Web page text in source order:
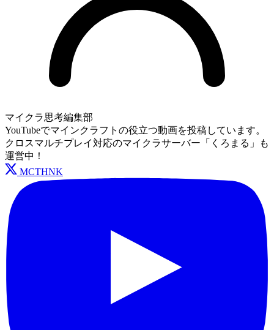
マイクラ思考編集部
YouTubeでマインクラフトの役立つ動画を投稿しています。
クロスマルチプレイ対応のマイクラサーバー「くろまる」も
運営中！
MCTHNK